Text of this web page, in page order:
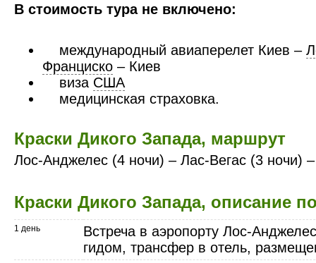
В стоимость тура не включено:
международный авиаперелет Киев –
Франциско – Киев
виза США
медицинская страховка.
Краски Дикого Запада, маршрут
Лос-Анджелес (4 ночи) – Лас-Вегас (3 ночи)
Краски Дикого Запада, описание
1 день
Встреча в аэропорту Лос-
гидом, трансфер в отель,